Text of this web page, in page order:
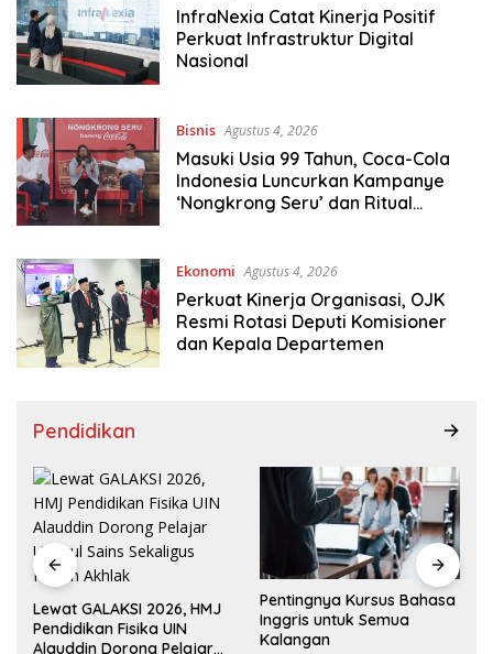
InfraNexia Catat Kinerja Positif
Perkuat Infrastruktur Digital
Nasional
Bisnis Agustus 4, 2026
Masuki Usia 99 Tahun, Coca-Cola
Indonesia Luncurkan Kampanye
‘Nongkrong Seru’ dan Ritual
Ekonomi Agustus 4, 2026
Perkuat Kinerja Organisasi, OJK
Resmi Rotasi Deputi Komisioner
dan Kepala Departemen
Pendidikan
GALAKSI 2026, HMJ
Fisika UIN
Dorong Pelajar
Pentingnya Kursus Bahasa
Inggris untuk Semua
Kalangan
LKS